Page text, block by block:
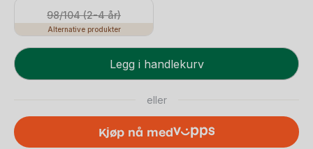
98/104 (2-4 år)
Alternative produkter
Ullbody
-
30%
Silke
Legg i handlekurv
eller
Kjøp nå med